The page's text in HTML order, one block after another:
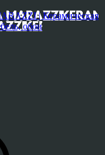
| Керамическая
обои